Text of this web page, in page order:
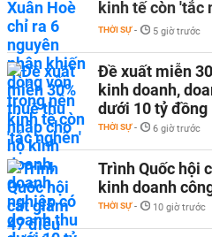
kinh tế còn 'tắc
THỜI SỰ - 5 giờ trước
Đề xuất miễn
kinh doanh,
dưới 10 tỷ đồng
THỜI SỰ - 6 giờ trước
Trình Quốc hội
kinh doanh
THỜI SỰ - 10 giờ trước